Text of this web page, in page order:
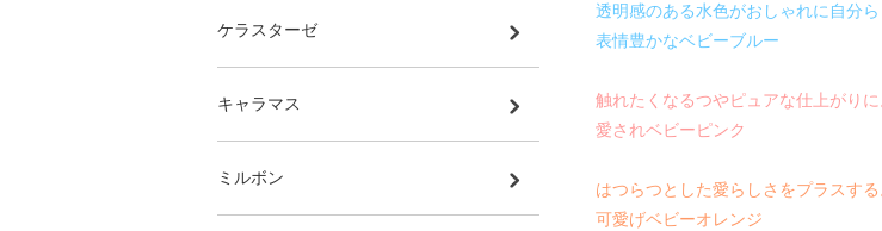
透明感のある水色がおしゃれに自分ら
表情豊かなベビーブルー
触れたくなるつやピュアな仕上がりに
愛されベビーピンク
はつらつとした愛らしさをプラスする
可愛げベビーオレンジ
ケラスターゼ
キャラマス
ミルボン